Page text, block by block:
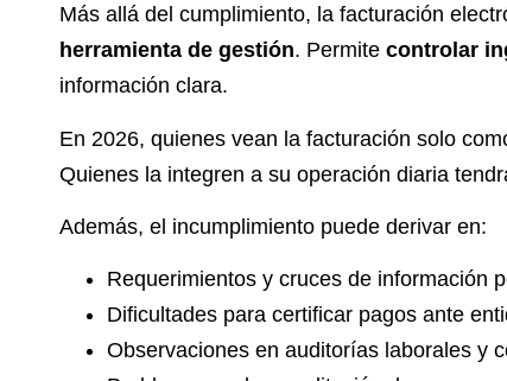
Más allá del cumplimiento, la facturación
herramienta de gestión. Permite controlar
información clara.
En 2026, quienes vean la facturación solo
Quienes la integren a su operación diaria
Además, el incumplimiento puede derivar en:
Requerimientos y cruces de información
Dificultades para certificar pagos ante
Observaciones en auditorías laborales y